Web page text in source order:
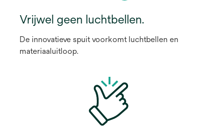
Vrijwel geen luchtbellen.
De innovatieve spuit voorkomt luchtbellen en
materiaaluitloop.